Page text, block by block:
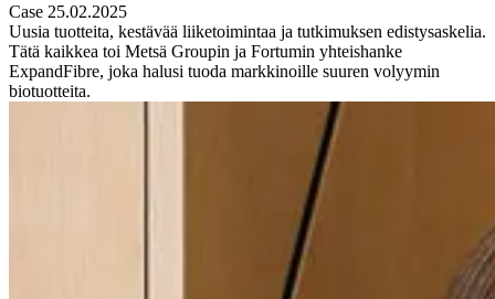
Case 25.02.2025
Uusia tuotteita, kestävää liiketoimintaa ja tutkimuksen edistysaskelia.
Tätä kaikkea toi Metsä Groupin ja Fortumin yhteishanke
ExpandFibre, joka halusi tuoda markkinoille suuren volyymin
biotuotteita.